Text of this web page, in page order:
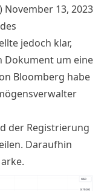
November 13, 2023
jedoch klar,
Dokument um eine
Bloomberg habe
der Registrierung
Daraufhin